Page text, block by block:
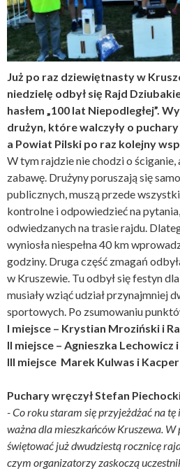
Już po raz dziewiętnasty w
niedzielę odbył się Rajd
hasłem „100 lat Niepodległej”.
drużyn, które walczyły o
a Powiat Pilski po raz kolejny
W tym rajdzie nie chodzi o
zabawę. Drużyny poruszają się
publicznych, muszą przede
kontrolne i odpowiedzieć na
odwiedzanych na trasie rajdu.
wyniosła niespełna 40 km
godziny. Druga część zmagań
w Kruszewie. Tu odbył się festyn
musiały wziąć udział przynajmniej
sportowych. Po zsumowaniu
I miejsce – Krystian Mroziński i
II miejsce – Agnieszka
III miejsce Marek Kulwas i
Puchary wręczył Stefan
- Co roku staram się przyjeżdżać na
ważna dla mieszkańców Kruszewa.
świętować już dwudziestą rocznicę
czym organizatorzy zaskoczą